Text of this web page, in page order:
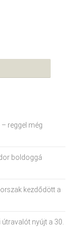
reggel még
boldoggá
kezdődött a
nyújt a 30.